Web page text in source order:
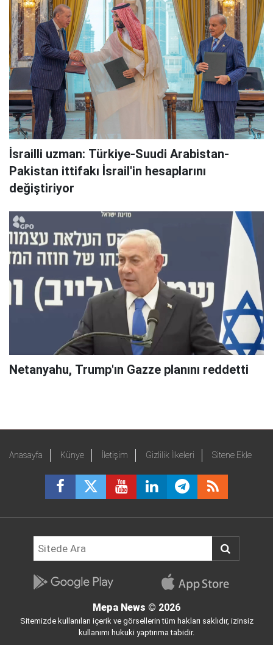
İsrailli uzman: Türkiye-Suudi Arabistan-
Pakistan ittifakı İsrail'in hesaplarını
değiştiriyor
Netanyahu, Trump'ın Gazze planını reddetti
Anasayfa Künye İletişim Gizlilik İlkeleri Sitene Ekle
Mepa News © 2026
Sitemizde kullanılan içerik ve görsellerin tüm hakları saklıdır, izinsiz
kullanımı hukuki yaptırıma tabidir.